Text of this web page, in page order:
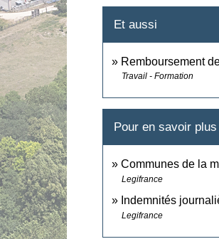
Et aussi
Remboursement
Travail - Formation
Pour en savoir plus
Communes de la
Legifrance
Indemnités
Legifrance